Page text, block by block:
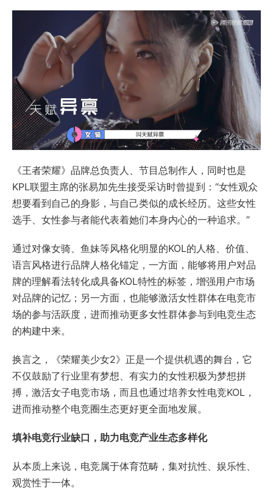
《王者荣耀》品牌总负责人、节目总制作人，同时也是
KPL联盟主席的张易加先生接受采访时曾提到：“女性观众
想要看到自己的身影，与自己类似的成长经历。这些女性
选手、女性参与者能代表着她们本身内心的一种追求。”
通过对像女骑、鱼妹等风格化明显的KOL的人格、价值、
语言风格进行品牌人格化锚定，一方面，能够将用户对品
牌的理解看法转化成具备KOL特性的标签，增强用户市场
对品牌的记忆；另一方面，也能够激活女性群体在电竞市
场的参与活跃度，进而推动更多女性群体参与到电竞生态
的构建中来。
换言之，《荣耀美少女2》正是一个提供机遇的舞台，它
不仅鼓励了行业里有梦想、有实力的女性积极为梦想拼
搏，激活女子电竞市场，而且也通过培养女性电竞KOL，
进而推动整个电竞圈生态更好更全面地发展。
填补电竞行业缺口，助力电竞产业生态多样化
从本质上来说，电竞属于体育范畴，集对抗性、娱乐性、
观赏性于一体。